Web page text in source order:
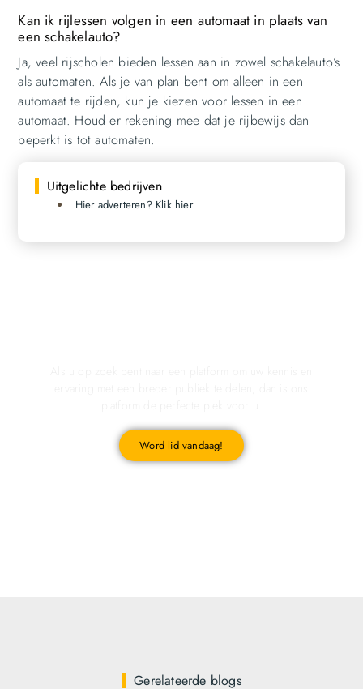
Kan ik rijlessen volgen in een automaat in plaats van
een schakelauto?
Ja, veel rijscholen bieden lessen aan in zowel schakelauto’s
als automaten. Als je van plan bent om alleen in een
automaat te rijden, kun je kiezen voor lessen in een
automaat. Houd er rekening mee dat je rijbewijs dan
beperkt is tot automaten.
Uitgelichte bedrijven
Hier adverteren? Klik hier
Word lid vandaag!
Gerelateerde blogs